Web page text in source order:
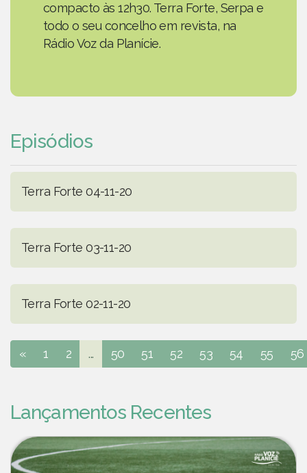
compacto às 12h30. Terra Forte, Serpa e
todo o seu concelho em revista, na
Rádio Voz da Planície.
Episódios
Terra Forte 04-11-20
Terra Forte 03-11-20
Terra Forte 02-11-20
« 1 2 ... 50 51 52 53 54 55 56
Lançamentos Recentes